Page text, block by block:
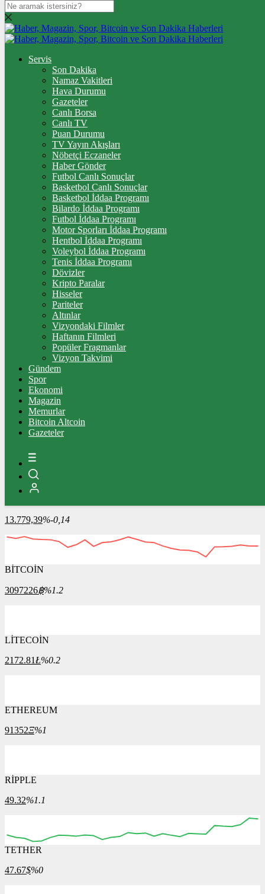
DOLAR
47,7436$% 0.18
% 0.32
STERLİN
% 0.38
GRAM ALTIN
%2,59
ÇEYREK ALTIN
%2,57
TAM ALTIN
43.437,00%2,56
ONS
13.779,39%-0,14
BİTCOİN
3097226฿%1.2
LİTECOİN
2172.81Ł%0.2
ETHEREUM
91352Ξ%1
RİPPLE
49.32%1.1
TETHER
47.67$%0
Servis
Son Dakika
Namaz Vakitleri
Hava Durumu
Gazeteler
Canlı Borsa
Canlı TV
Puan Durumu
TV Yayın Akışları
Nöbetçi Eczaneler
Haber Gönder
Futbol Canlı Sonuçlar
Basketbol Canlı Sonuçlar
Basketbol İddaa Programı
Bilardo İddaa Programı
Futbol İddaa Programı
Motor Sporları İddaa Programı
Hentbol İddaa Programı
Voleybol İddaa Programı
Tenis İddaa Programı
Dövizler
Kripto Paralar
Hisseler
Pariteler
Altınlar
Vizyondaki Filmler
Haftanın Filmleri
Popüler Fragmanlar
Vizyon Takvimi
Gündem
Spor
Ekonomi
Magazin
Memurlar
Bitcoin Altcoin
Gazeteler